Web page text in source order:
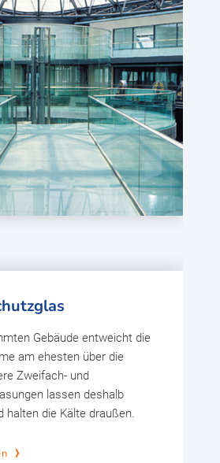
Gebäude entweicht die
am ehesten über die
Zweifach- und
lassen deshalb
halten die Kälte draußen.